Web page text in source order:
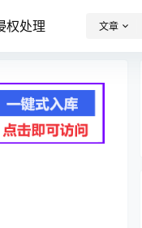
权处理 文章